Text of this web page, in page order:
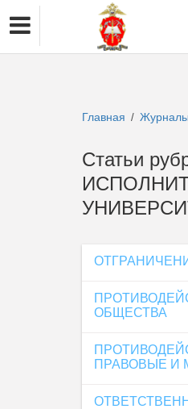
Главная / Журналы
Статьи
ОБЩЕСТВА
ПРАВОВЫЕ И